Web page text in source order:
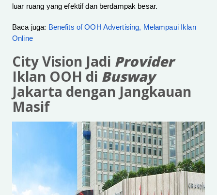
luar ruang yang efektif dan berdampak besar.
Baca juga: Benefits of OOH Advertising, Melampaui Iklan
Online
City Vision Jadi Provider
Iklan OOH di Busway
Jakarta dengan Jangkauan
Masif